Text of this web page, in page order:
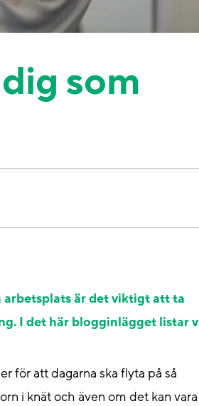
som
arbetsplats är det viktigt att ta
I det här blogginlägget listar
för att dagarna ska flyta på så
i knät och även om det kan vara